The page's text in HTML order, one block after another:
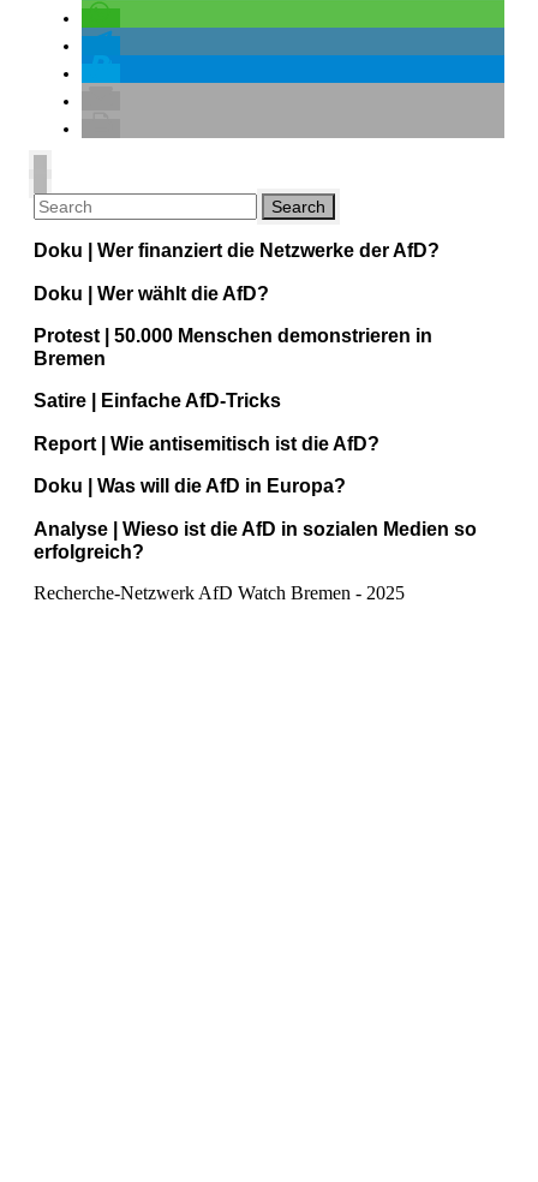
Doku | Wer finanziert die Netzwerke der AfD?
Doku | Wer wählt die AfD?
Protest | 50.000 Menschen demonstrieren in
Bremen
Satire | Einfache AfD-Tricks
Report | Wie antisemitisch ist die AfD?
Doku | Was will die AfD in Europa?
Analyse | Wieso ist die AfD in sozialen Medien so
erfolgreich?
Recherche-Netzwerk AfD Watch Bremen - 2025